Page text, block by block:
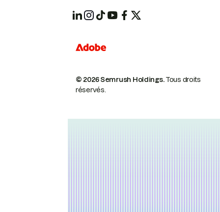
© 2026 Semrush Holdings.Tous droits
réservés.